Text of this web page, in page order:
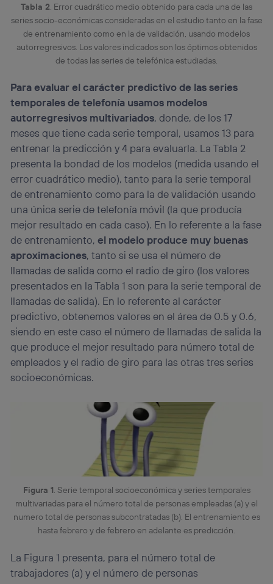
Tabla 2. Error cuadrático medio obtenido para cada una de las
series socio-económicas consideradas en el estudio tanto en la fase
de entrenamiento como en la de validación, usando modelos
autorregresivos. Los valores indicados son los óptimos obtenidos
de todas las series de telefónica estudiadas.
Para evaluar el carácter predictivo de las series
temporales de telefonía usamos modelos
autorregresivos multivariados, donde, de los 17
meses que tiene cada serie temporal, usamos 13 para
entrenar la predicción y 4 para evaluarla. La Tabla 2
presenta la bondad de los modelos (medida usando el
error cuadrático medio), tanto para la serie temporal
de entrenamiento como para la de validación usando
una única serie de telefonía móvil (la que producía
mejor resultado en cada caso). En lo referente a la fase
de entrenamiento,el modelo produce muy buenas
aproximaciones, tanto si se usa el número de
llamadas de salida como el radio de giro (los valores
presentados en la Tabla 1 son para la serie temporal de
llamadas de salida). En lo referente al carácter
predictivo, obtenemos valores en el área de 0.5 y 0.6,
siendo en este caso el número de llamadas de salida la
que produce el mejor resultado para número total de
empleados y el radio de giro para las otras tres series
socioeconómicas.
Figura 1. Serie temporal socioeconómica y series temporales
multivariadas para el número total de personas empleadas (a) y el
numero total de personas subcontratadas (b). El entrenamiento es
hasta febrero y de febrero en adelante es predicción.
La Figura 1 presenta, para el número total de
trabajadores (a) y el número de personas